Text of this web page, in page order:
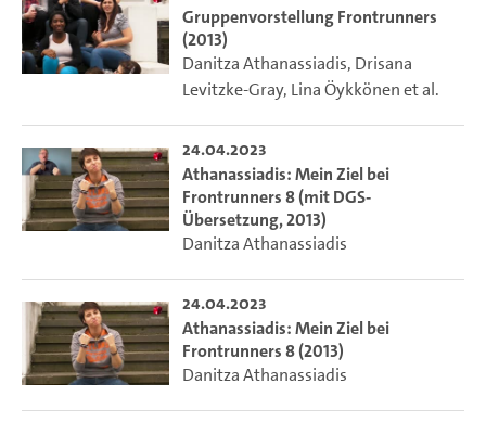
Gruppenvorstellung Frontrunners
(2013)
Danitza Athanassiadis, Drisana
Levitzke-Gray, Lina Öykkönenet al.
24.04.2023
Athanassiadis: Mein Ziel bei
Frontrunners 8 (mit DGS-
Übersetzung, 2013)
Danitza Athanassiadis
24.04.2023
Athanassiadis: Mein Ziel bei
Frontrunners 8 (2013)
Danitza Athanassiadis